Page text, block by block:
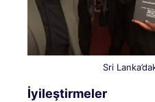
Sri
İyileştirmeler